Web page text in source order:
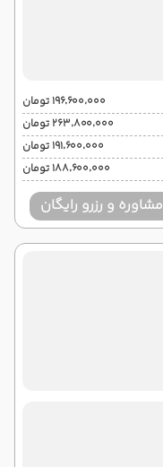
۱۹۶٬۶۰۰٬۰۰۰ تومان
۲۶۳٬۸۰۰٬۰۰۰ تومان
۱۹۱٬۶۰۰٬۰۰۰ تومان
۱۸۸٬۶۰۰٬۰۰۰ تومان
مشاوره و رزرو رایگان